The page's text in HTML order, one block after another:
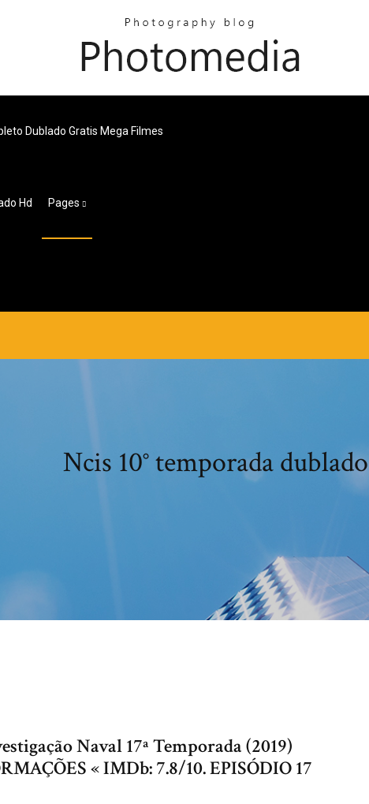
Dublado Gratis Mega Filmes
Hd Pages
Ncis 10° temporada dublado
Naval 17ª Temporada (2019)
« IMDb: 7.8/10. EPISÓDIO 17